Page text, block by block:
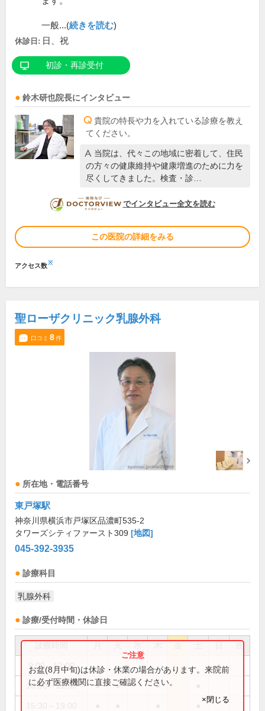
一般...(続きを読む)
休診日: 日、祝
初診・再診受付
鈴木研也院長にインタビュー
貴院の特長や力を入れている診療を教え
てください。
当院は、代々この地域に密着して、住民
の方々の健康維持や健康増進のために力を
尽くしてきました。検査・診…
DOCTORVIEW
でインタビュー全文を読む
この医院の詳細をみる
アクセス数※
聖ローザクリニック乳腺外科
口コミ 8件
所在地・電話番号
東戸塚駅
神奈川県横浜市戸塚区品濃町535-2
タワーズシティファースト309 [地図]
045-392-3935
診療科目
乳腺外科
診療/受付時間・休診日
祝
9:00～12:00 ●
10:00～13:30 ● ● ●
お盆(8月中旬)は休診・休業の場合があります。来院前
に必ず医療機関に直接ご確認ください。
×閉じる